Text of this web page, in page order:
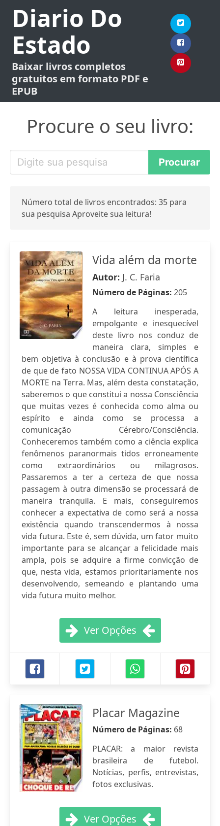
Diario Do
Estado
Baixar livros completos
gratuitos em formato PDF e
EPUB
Procure o seu livro:
Número total de livros encontrados: 35 para
sua pesquisa Aproveite sua leitura!
Vida além da morte
Autor: J. C. Faria
Número de Páginas: 205
A leitura inesperada,
empolgante e inesquecível
deste livro nos conduz de
maneira clara, simples e
bem objetiva à conclusão e à prova científica
de que de fato NOSSA VIDA CONTINUA APÓS A
MORTE na Terra. Mas, além desta constatação,
saberemos o que constitui a nossa Consciência
que muitas vezes é conhecida como alma ou
espírito e ainda como se processa a
comunicação Cérebro/Consciência.
Conheceremos também como a ciência explica
fenômenos paranormais tidos erroneamente
como extraordinários ou milagrosos.
Passaremos a ter a certeza de que nossa
passagem à outra dimensão se processará de
maneira tranquila. E mais, conseguiremos
conhecer a expectativa de como será a nossa
existência quando transcendermos à nossa
vida futura. Este é, sem dúvida, um fator muito
importante para se alcançar a felicidade mais
ampla, pois se adquire a firme convicção de
que, nesta vida, estamos prioritariamente nos
desenvolvendo, semeando e plantando uma
vida futura muito melhor.
Ver Opções
Placar Magazine
Número de Páginas: 68
PLACAR: a maior revista
brasileira de futebol.
Notícias, perfis, entrevistas,
fotos exclusivas.
Ver Opções